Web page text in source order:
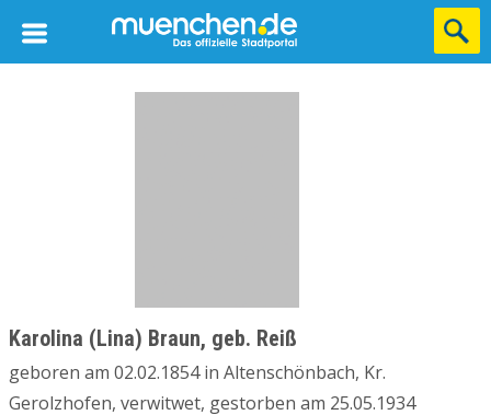
Karolina (Lina) Braun, geb. Reiß
geboren am 02.02.1854 in Altenschönbach, Kr.
Gerolzhofen, verwitwet, gestorben am 25.05.1934